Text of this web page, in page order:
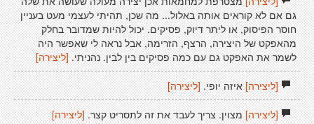
גם אם לא קוראים אותה באלול... מה שכן, תהיתי לעצמי מעט בעניין
חוסר הפיסוק, או ליתר דיוק, פסיקים. יכול להיות שמדובר בחלק
מהאפקט של היצירה, הרצף, הזרימה, אבל נראה לי שאפשר היה
לשמר את האפקט גם עם כמה פסיקים בין לבין. נהניתי. [ליצירה]
[ליצירה]איזה יופי. [ליצירה]
[ליצירה]מצוין. צריך לעבד את זה לתסריט קצר. [ליצירה]